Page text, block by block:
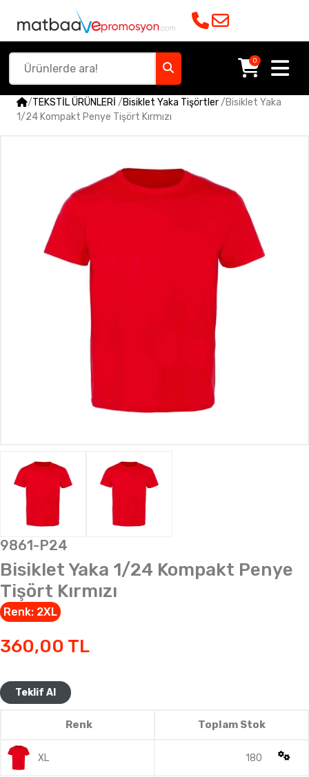
0
/TEKSTİL ÜRÜNLERİ /Bisiklet Yaka Tişörtler/Bisiklet Yaka
1/24 Kompakt Penye Tişört Kırmızı
9861-P24
Bisiklet Yaka 1/24 Kompakt Penye
Tişört Kırmızı
Renk: 2XL
360,00 TL
Teklif Al
Renk Toplam Stok
XL 180